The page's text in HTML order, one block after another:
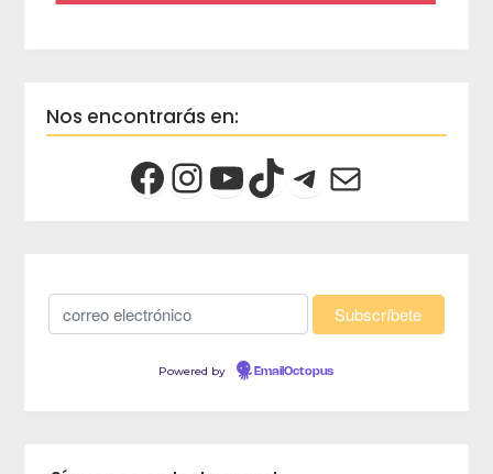
Nos encontrarás en:
Powered by EmailOctopus